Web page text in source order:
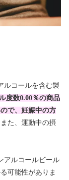
ルコールを含む製
度数0.00％の商品
で、妊娠中の方
また、運動中の摂
アルコールビール
可能性がありま